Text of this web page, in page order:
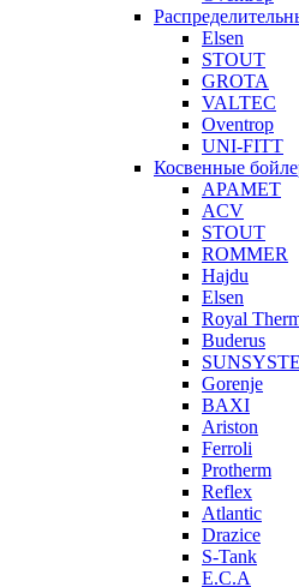
Elsen
STOUT
GROTA
VALTEC
Oventrop
UNI-FITT
Косвенные
APAMET
ACV
STOUT
ROMMER
Hajdu
Elsen
Royal
Buderus
Gorenje
BAXI
Ariston
Ferroli
Protherm
Reflex
Atlantic
Drazice
S-Tank
E.C.A